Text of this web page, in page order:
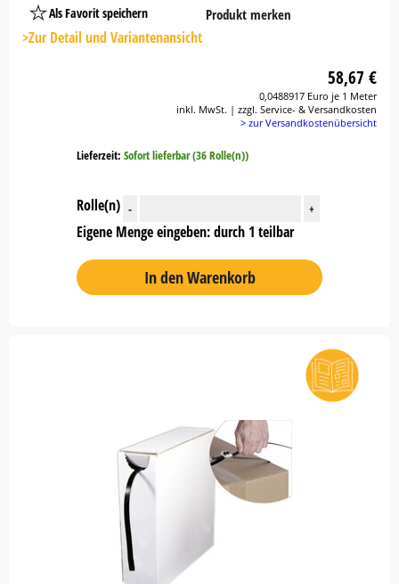
Als Favorit speichern
Platzhalter
Button
Produkt merken
>Zur Detail und Variantenansicht
58,67 €
0,0488917 Euro je 1 Meter
inkl. MwSt. | zzgl. Service- & Versandkosten
> zur Versandkostenübersicht
Lieferzeit: Sofort lieferbar (36 Rolle(n))
Rolle(n) - +
Eigene Menge eingeben: durch 1 teilbar
In den Warenkorb